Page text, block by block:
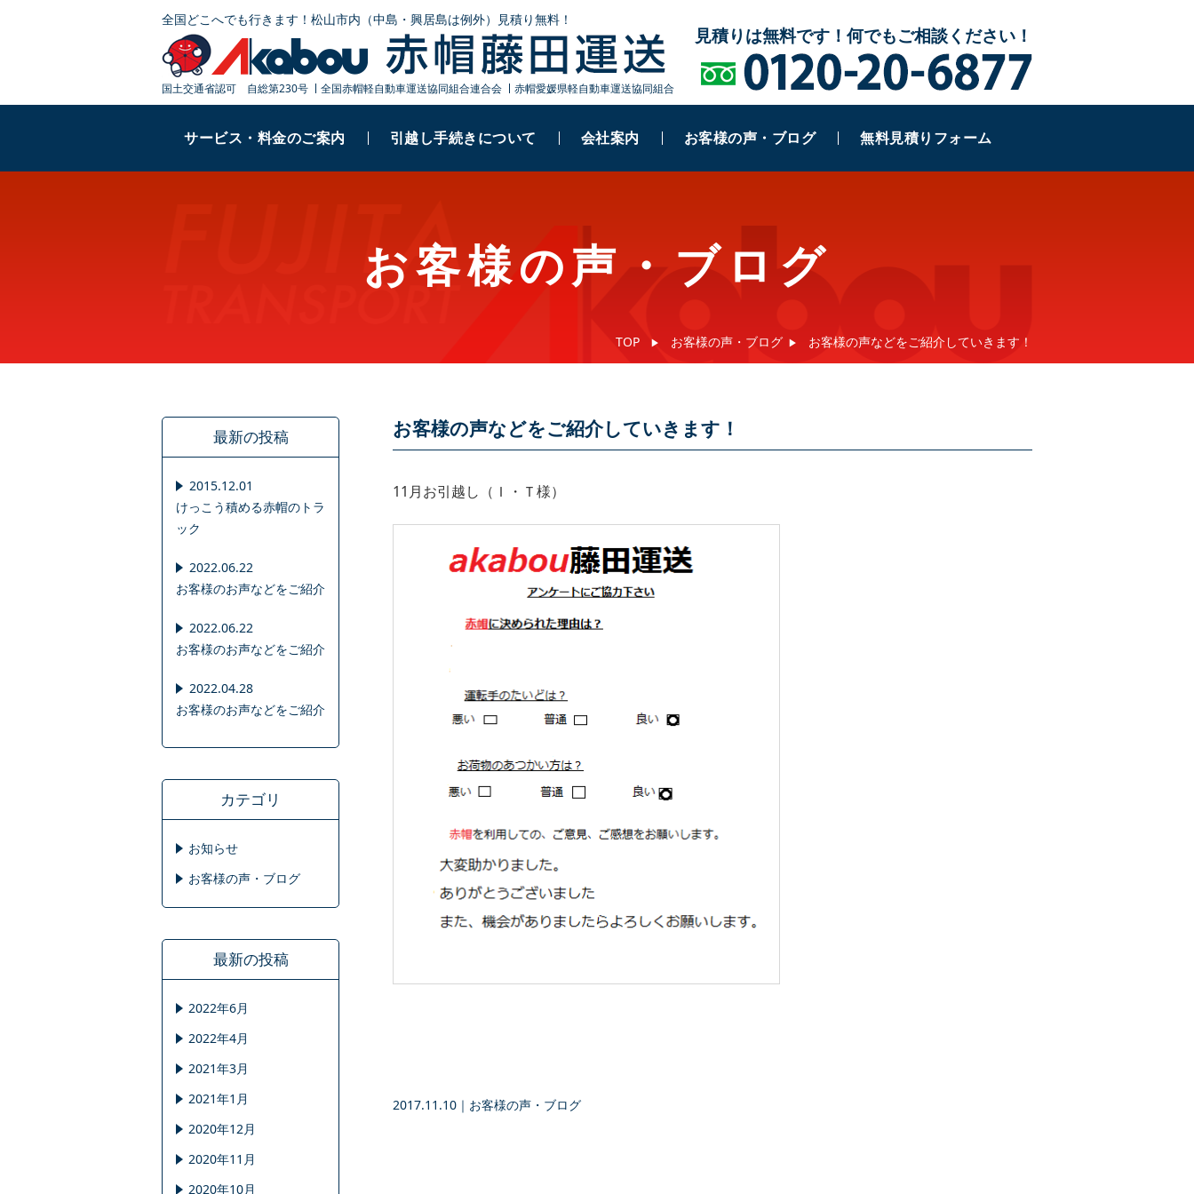
全国どこへでも行きます！ 松山市内（中島・興居島は例外）見積り無料！
国土交通省認可 自総第230号 全国赤帽軽自動車運送協同組合連合会 赤帽愛媛県軽自動車運送協同組合
見積りは無料です！何でもご相談ください！
サービス・料金のご案内 引越し手続きについて 会社案内 お客様の声・ブログ 無料見積りフォーム
お客様の声・ブログ
TOP ▶ お客様の声・ブログ ▶ お客様の声などをご紹介していきます！
お客様の声などをご紹介していきます！
11月お引越し（Ｉ・Ｔ様）
2017.11.10 ｜ お客様の声・ブログ
最新の投稿
2015.12.01
けっこう積める赤帽のトラ
ック
2022.06.22
お客様のお声などをご紹介
2022.06.22
お客様のお声などをご紹介
2022.04.28
お客様のお声などをご紹介
カテゴリ
お知らせ
お客様の声・ブログ
最新の投稿
2022年6月
2022年4月
2021年3月
2021年1月
2020年12月
2020年11月
2020年10月